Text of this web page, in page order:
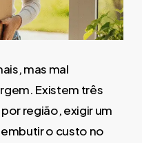
mas mal
Existem três
região, exigir um
o custo no